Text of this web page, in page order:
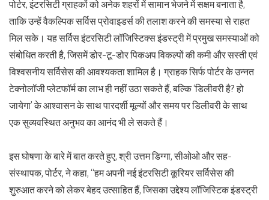
पोर्टर, इंटरसिटी ग्राहकों को अनेक शहरों में सामान भेजने में सक्षम बनाता है,
ताकि उन्हें वैकल्पिक सर्विस प्रोवाइडर्स की तलाश करने की समस्या से राहत
मिल सके। यह सर्विस इंटरसिटी लॉजिस्टिक्स इंडस्ट्री में प्रमुख समस्याओं को
संबोधित करती है, जिसमें डोर-टू-डोर पिकअप विकल्पों की कमी और सस्ती एवं
विश्वसनीय सर्विसेस की आवश्यकता शामिल है। ग्राहक सिर्फ पोर्टर के उन्नत
टेक्नोलॉजी प्लेटफॉर्म का लाभ ही नहीं उठा सकते हैं, बल्कि ‘डिलीवरी है? हो
जायेगा’ के आश्वासन के साथ पारदर्शी मूल्यों और समय पर डिलीवरी के साथ
एक सुव्यवस्थित अनुभव का आनंद भी ले सकते हैं।
इस घोषणा के बारे में बात करते हुए, श्री उत्तम डिग्गा, सीओओ और सह-
संस्थापक, पोर्टर, ने कहा, “हम अपनी नई इंटरसिटी कूरियर सर्विसेस की
शुरुआत करने को लेकर बेहद उत्साहित हैं, जिसका उद्देश्य लॉजिस्टिक इंडस्ट्री